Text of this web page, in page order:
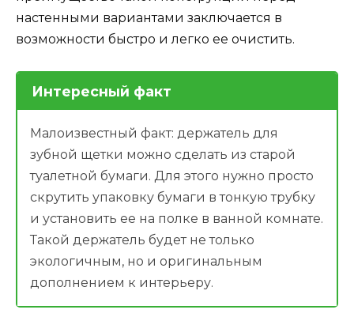
настенными вариантами заключается в
возможности быстро и легко ее очистить.
Интересный факт
Малоизвестный факт: держатель для
зубной щетки можно сделать из старой
туалетной бумаги. Для этого нужно просто
скрутить упаковку бумаги в тонкую трубку
и установить ее на полке в ванной комнате.
Такой держатель будет не только
экологичным, но и оригинальным
дополнением к интерьеру.